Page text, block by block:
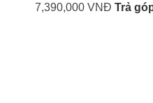
7,390,000 VNĐ Trả